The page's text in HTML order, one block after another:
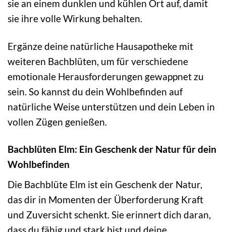
sie an einem dunklen und kühlen Ort auf, damit
sie ihre volle Wirkung behalten.
Ergänze deine natürliche Hausapotheke mit
weiteren Bachblüten, um für verschiedene
emotionale Herausforderungen gewappnet zu
sein. So kannst du dein Wohlbefinden auf
natürliche Weise unterstützen und dein Leben in
vollen Zügen genießen.
Bachblüten Elm: Ein Geschenk der Natur für dein
Wohlbefinden
Die Bachblüte Elm ist ein Geschenk der Natur,
das dir in Momenten der Überforderung Kraft
und Zuversicht schenkt. Sie erinnert dich daran,